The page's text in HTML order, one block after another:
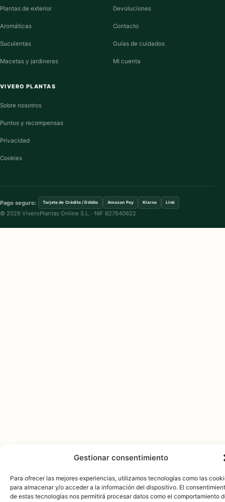
Gestionar consentimiento
Para ofrecer las mejores experiencias, utilizamos tecnologías como las
para almacenar y/o acceder a la información del dispositivo. El
de estas tecnologías nos permitirá procesar datos como el comportamiento
Plantas de exterior
Aromáticas
Suculentas
Macetas y jardineras
Devoluciones
Contacto
Guías de cuidados
Mi cuenta
VIVERO PLANTAS
Sobre nosotros
Puntos y recompensas
Privacidad
Cookies
Pago seguro: Tarjeta de Crédito / Débito Amazon Pay Klarna Link
© 2026 ViveroPlantas Online S.L. · NIF B27640622